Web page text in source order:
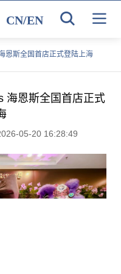
CN/EN
恩斯全国首店正式登陆上海
海恩斯全国首店正式
05-20 16:28:49